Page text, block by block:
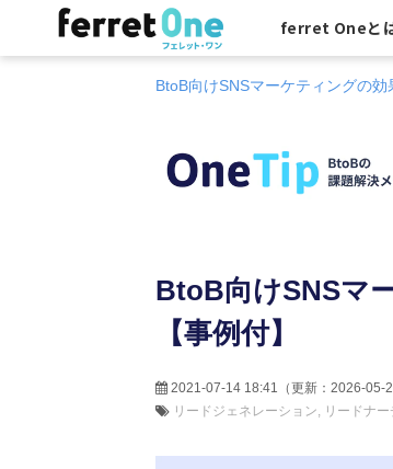
ferret Oneと
BtoB向けSNSマーケティングの効
BtoB向けSNSマ
【事例付】
2021-07-14 18:41 （更新： 2026-05-
リードジェネレーション
リードナ